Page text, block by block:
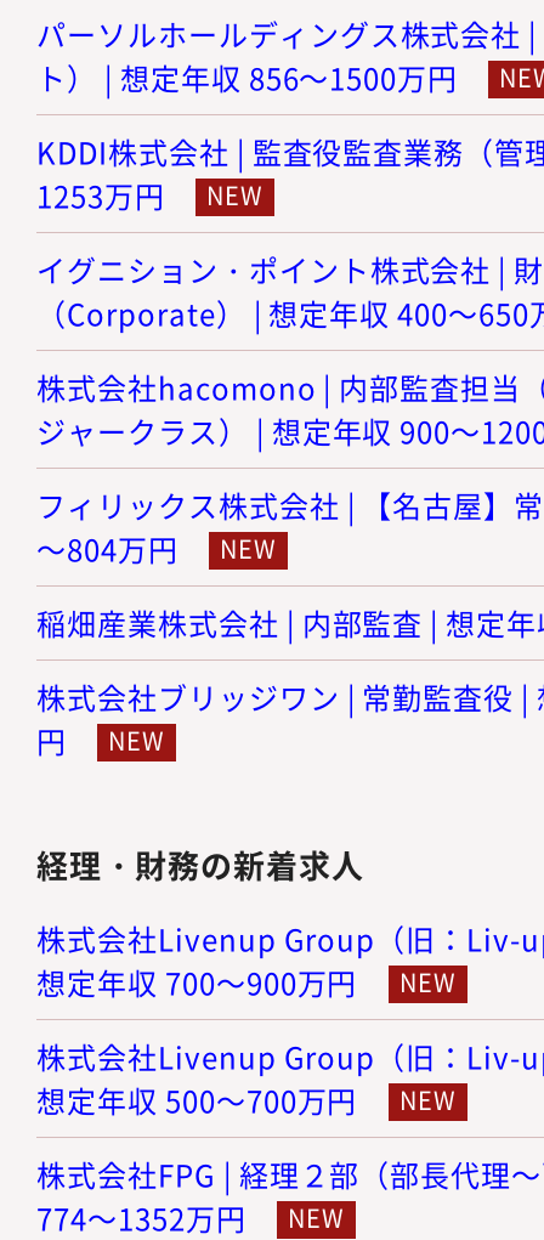
パーソルホールディングス株式会社
ト） | 想定年収 856～1500万円
KDDI株式会社 | 監査役監査業務（管
1253万円
イグニション・ポイント株式会社 |
（Corporate） | 想定年収 400～650
株式会社hacomono | 内部監査担当
ジャークラス） | 想定年収 900～
フィリックス株式会社 | 【名古屋】
～804万円
稲畑産業株式会社 | 内部監査 | 想定
株式会社ブリッジワン | 常勤監査役
円
経理・財務の新着求人
株式会社Livenup Group（旧：Liv-
想定年収 700～900万円
株式会社Livenup Group（旧：Liv-
想定年収 500～700万円
株式会社FPG | 経理２部（部長代理
774～1352万円